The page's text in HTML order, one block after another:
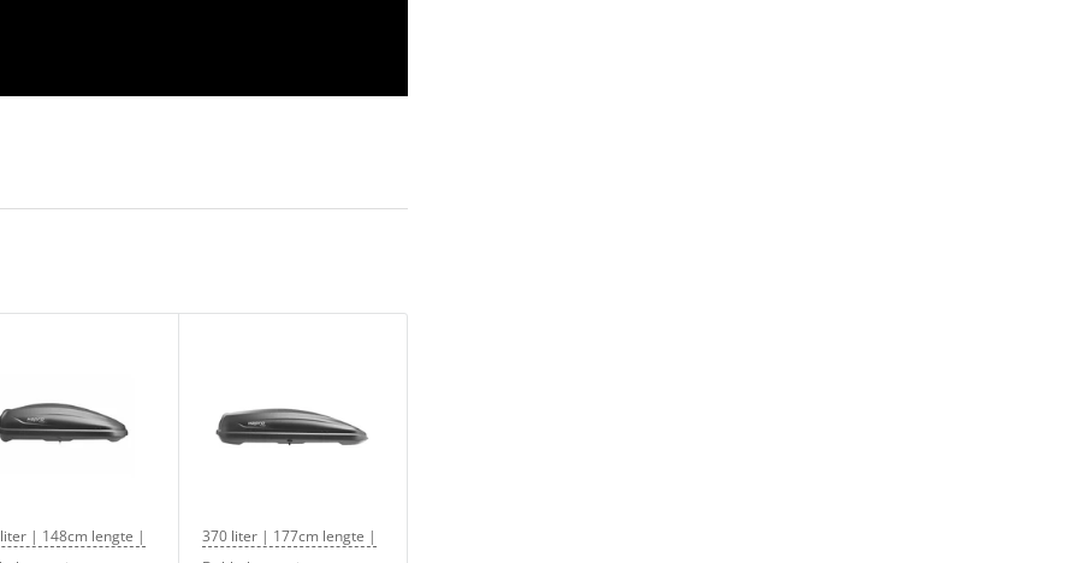
| 148cm lengte |
370 liter | 177cm lengte |